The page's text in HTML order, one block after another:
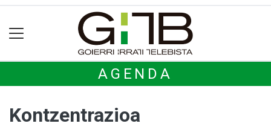
AGENDA
Kontzentrazioa